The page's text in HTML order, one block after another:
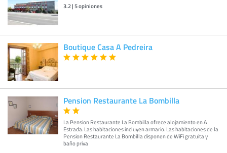
3.2|5opiniones
Boutique Casa A Pedreira
Pension Restaurante La Bombilla
La Pension Restaurante La Bombilla ofrece alojamiento en A
Estrada. Las habitaciones incluyen armario. Las habitaciones de la
Pension Restaurante La Bombilla disponen de WiFi gratuita y
baño priva